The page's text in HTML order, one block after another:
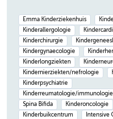
Emma Kinderziekenhuis
Kinderallergologie
Kinderchirurgie
Kindergynaecologie
Kinderlongziekten
Kindernierziekten/nefrologie
Kinderpsychiatrie
Kinderreumatologie/immunologie
Spina Bifida
Kinderoncologie
Kinderbuikcentrum
Intensive